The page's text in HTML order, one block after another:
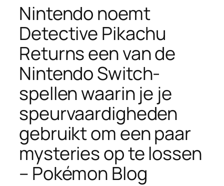
Nintendo noemt
Detective Pikachu
Returns een van de
Nintendo Switch-
spellen waarin je je
speurvaardigheden
gebruikt om een ​​paar
mysteries op te lossen
– Pokémon Blog